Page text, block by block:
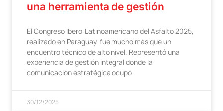
una herramienta de gestión
El Congreso Ibero‑Latinoamericano del Asfalto 2025,
realizado en Paraguay, fue mucho más que un
encuentro técnico de alto nivel. Representó una
experiencia de gestión integral donde la
comunicación estratégica ocupó
30/12/2025